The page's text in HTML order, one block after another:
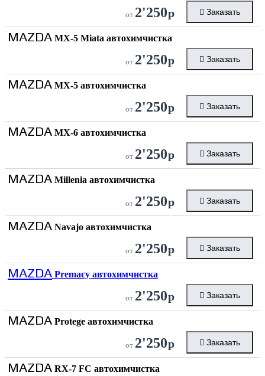
от 2'250р Заказать
MAZDA MX-5 Miata автохимчистка
от 2'250р Заказать
MAZDA MX-5 автохимчистка
от 2'250р Заказать
MAZDA MX-6 автохимчистка
от 2'250р Заказать
MAZDA Millenia автохимчистка
от 2'250р Заказать
MAZDA Navajo автохимчистка
от 2'250р Заказать
MAZDA Premacy автохимчистка
от 2'250р Заказать
MAZDA Protege автохимчистка
от 2'250р Заказать
MAZDA RX-7 FC автохимчистка